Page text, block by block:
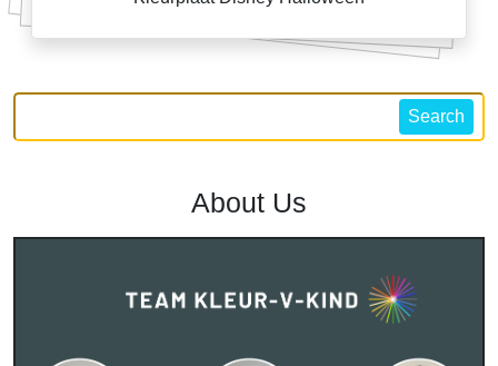
Search
About Us